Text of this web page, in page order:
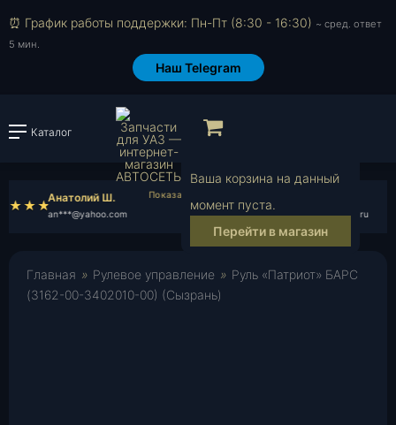
⏰ График работы поддержки: Пн-Пт (8:30 - 16:30) ~ сред. ответ
5 мин.
Наш Telegram
Каталог Войти или
Просмотр
Ваша корзина на данный
момент пуста.
Перейти в магазин
Анатолий Ш.
an***@yahoo.com sa***@yandex.ru
Главная » Рулевое управление » Руль «Патриот» БАРС
(3162-00-3402010-00) (Сызрань)